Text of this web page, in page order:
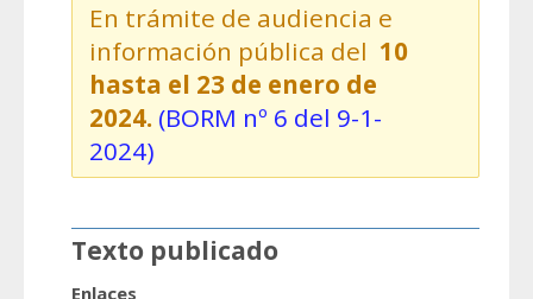
En trámite de audiencia e
información pública del 10
hasta el 23 de enero de
2024. (BORM nº 6 del 9-1-
2024)
Texto publicado
Enlaces